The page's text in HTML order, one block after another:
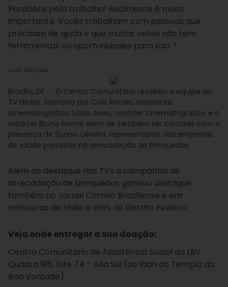
Parabéns pelo trabalho! Realmente é muito
importante. Vocês trabalham com pessoas que
precisam de ajuda e que muitas vezes não tem
ferramentas ou oportunidades para isso. “
José Gonçalo
Brasília, DF – O Centro Comunitário recebeu a equipe da
TV Globo, formada por Caio Renan, assistente
cinematográfico, Lúcio Alves, repórter cinematográfico e a
repórter Bruna Roma, além de também ter contado com a
presença de Suane Oliveira, representante das empresas
de saúde parceiras na arrecadação de brinquedos.
Além do destaque nas TVs a campanha de
arrecadação de brinquedos ganhou destaque
também no Jornal Correio Braziliense e em
emissoras de rádio e sites do Distrito Federal.
Veja onde entregar a sua doação:
Centro Comunitário de Assistência Social da LBV
Quadra 915, lote 74 – Asa Sul (ao lado do Templo da
Boa Vontade)